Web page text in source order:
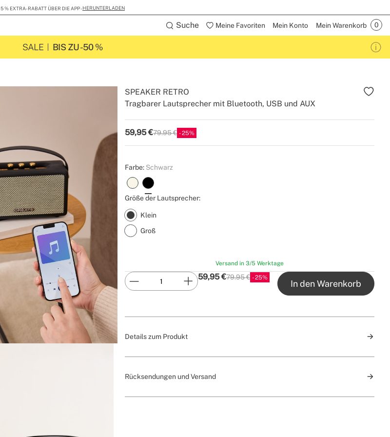
5 % EXTRA-RABATT ÜBER DIE APP -HERUNTERLADEN
Suche Meine Favoriten Mein Konto Mein Warenkorb
SALE BIS ZU -50 %
Tragbarer Lautsprecher mit Bluetooth, USB und AUX
SPEAKER RETRO
59,95 €P.V.P
79.95 € 25
Farbe: Schwarz
Größe der Lautsprecher:
Klein
Groß
Versand in 3/5 Werktage
59,95 €P.V.P
79.95 € 25
In den Warenkorb
Details zum Produkt
Rücksendungen und Versand